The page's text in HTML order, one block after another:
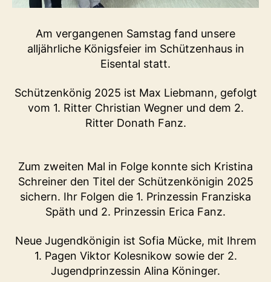
Am vergangenen Samstag fand unsere
alljährliche Königsfeier im Schützenhaus in
Eisental statt.
Schützenkönig 2025 ist Max Liebmann, gefolgt
vom 1. Ritter Christian Wegner und dem 2.
Ritter Donath Fanz.
Zum zweiten Mal in Folge konnte sich Kristina
Schreiner den Titel der Schützenkönigin 2025
sichern. Ihr Folgen die 1. Prinzessin Franziska
Späth und 2. Prinzessin Erica Fanz.
Neue Jugendkönigin ist Sofia Mücke, mit Ihrem
1. Pagen Viktor Kolesnikow sowie der 2.
Jugendprinzessin Alina Köninger.